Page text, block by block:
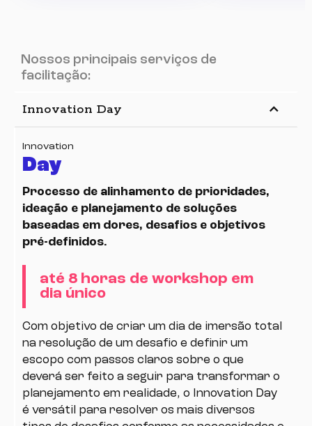
Nossos principais serviços de
facilitação:
Innovation Day keyboard_arrow_up
Innovation
Day
Processo de alinhamento de prioridades,
ideação e planejamento de soluções
baseadas em dores, desafios e objetivos
pré-definidos.
até 8 horas de workshop em
dia único
Com objetivo de criar um dia de imersão total
na resolução de um desafio e definir um
escopo com passos claros sobre o que
deverá ser feito a seguir para transformar o
planejamento em realidade, o Innovation Day
é versátil para resolver os mais diversos